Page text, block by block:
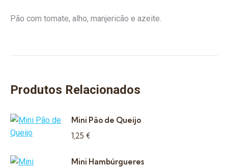
Pão com tomate, alho, manjericão e azeite.
Produtos Relacionados
Mini Pão de Queijo
1,25 €
Mini Hambúrgueres